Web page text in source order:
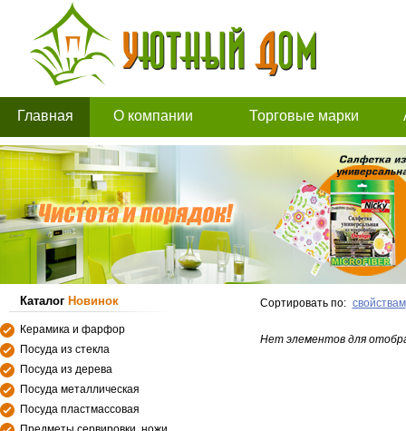
Главная О компании Торговые марки
Каталог Новинок
Керамика и фарфор
Посуда из стекла
Посуда из дерева
Посуда металлическая
Посуда пластмассовая
Сортировать по: свойствам
Нет элементов для